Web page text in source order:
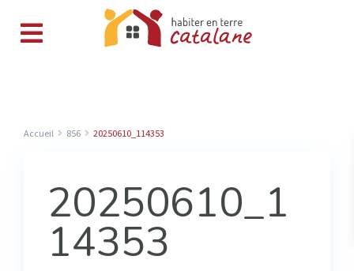
Accueil 856 20250610_114353
20250610_1
14353